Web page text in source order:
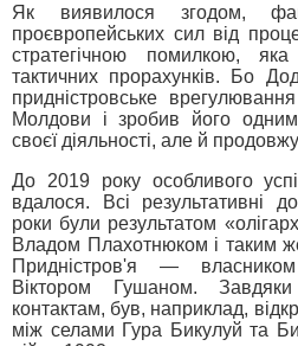
Як виявилося згодом,
проєвропейських сил від
стратегічною помилкою,
тактичних прорахунків. Бо
придністровське
Молдови і зробив його
своєї діяльності, але й
До 2019 року особливого
вдалося. Всі результативні
роки були результатом
Владом Плахотнюком і таким
Придністров'я —
Віктором Гушаном.
контактам, був, наприклад,
між селами Гура Бикулуй та